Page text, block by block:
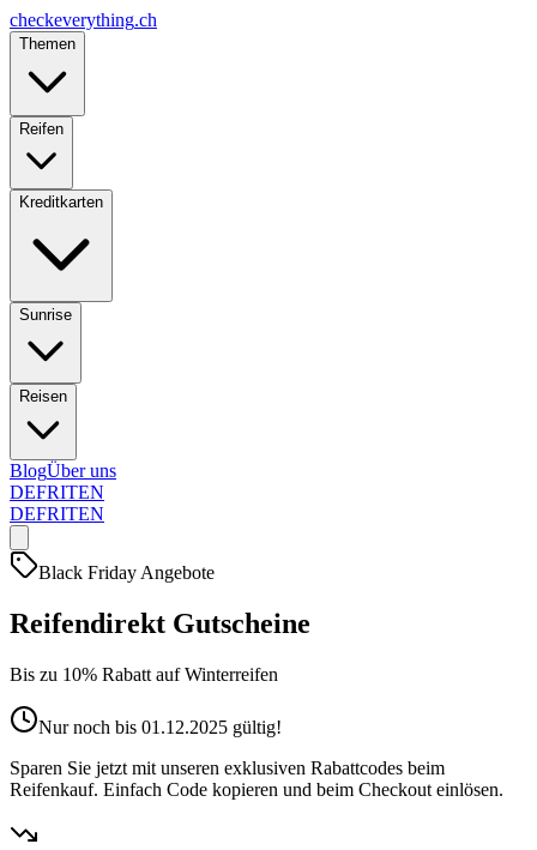
checkeverything.ch
Themen
Reifen
Kreditkarten
Sunrise
Reisen
BlogÜber uns
DEFRITEN
DEFRITEN
Black Friday Angebote
Reifendirekt Gutscheine
Bis zu 10% Rabatt auf Winterreifen
Nur noch bis 01.12.2025 gültig!
Sparen Sie jetzt mit unseren exklusiven Rabattcodes beim
Reifenkauf. Einfach Code kopieren und beim Checkout einlösen.